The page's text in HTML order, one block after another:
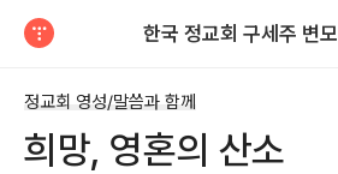
한국 정교회 구세주 변
정교회 영성/말씀과 함께
희망, 영혼의 산소